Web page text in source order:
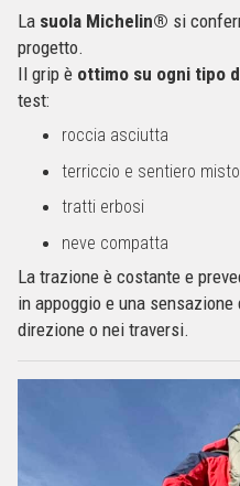
La suola Michelin® si
progetto.
Il grip è ottimo su ogni tipo
test:
roccia asciutta
terriccio e sentiero misto
tratti erbosi
neve compatta
La trazione è costante e
in appoggio e una
direzione o nei traversi.